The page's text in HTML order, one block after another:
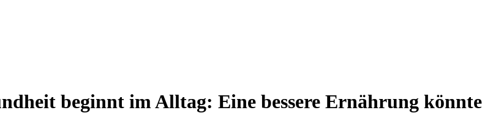
beginnt im Alltag: Eine bessere Ernährung könnte